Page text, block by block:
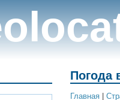
Погода
Главная